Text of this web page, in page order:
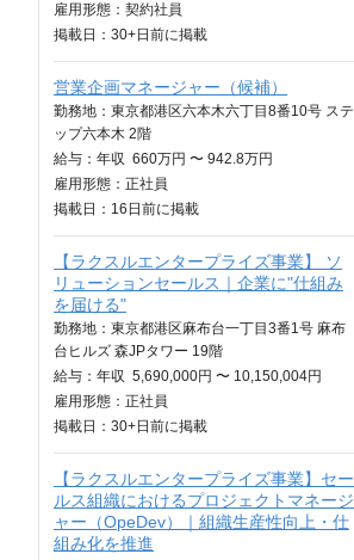
雇用形態：契約社員
掲載日： 30+日 前に掲載
営業企画マネージャー（候補）
勤務地：東京都港区六本木六丁目8番10号 ステ
ップ六本木 2階
給与： 年収 660万円 〜 942.8万円
雇用形態：正社員
掲載日： 16日 前に掲載
【ラクスルエンタープライズ事業】 ソ
リューションセールス｜企業に"仕組み
を届ける"
勤務地：東京都港区麻布台一丁目3番1号 麻布
台ヒルズ 森JPタワー 19階
給与： 年収 5,690,000円 〜 10,150,004円
雇用形態：正社員
掲載日： 30+日 前に掲載
【ラクスルエンタープライズ事業】セー
ルス組織におけるプロジェクトマネージ
ャー（OpeDev）｜組織生産性向上・仕
組み化を推進